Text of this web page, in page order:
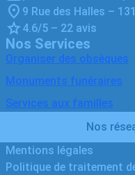
9 Rue des Halles –
4.6/5 – 22 avis
Nos Services
Organiser des obsèques
Monuments funéraires
Services aux familles
Nos
Mentions légales
Politique de traitement